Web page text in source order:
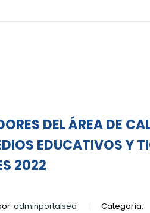
DEL ÁREA DE
EDUCATIVOS Y
2022
adminportalsed Categoría: